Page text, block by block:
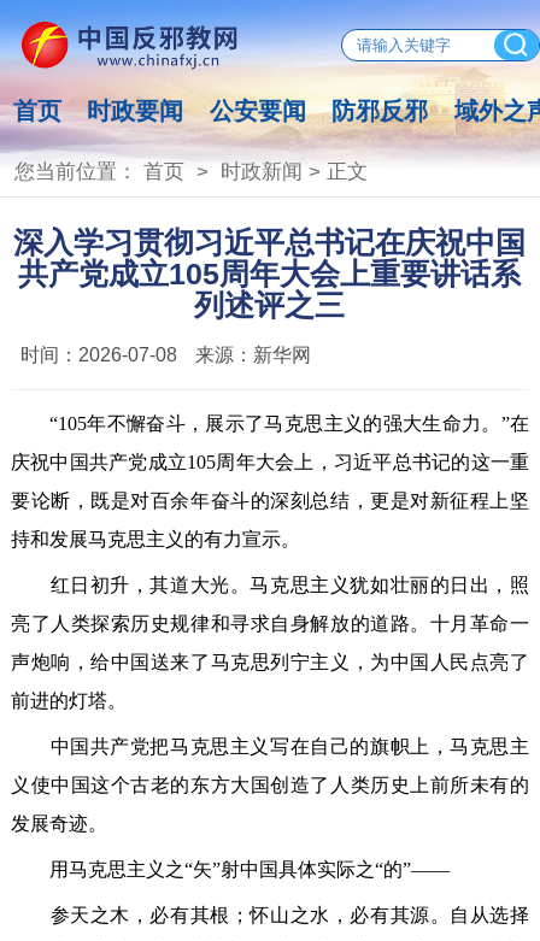
首页 时政要闻 公安要闻 防邪反邪 域外之
您当前位置： 首页> 时政新闻 > 正文
深入学习贯彻习近平总书记在庆祝中国
共产党成立105周年大会上重要讲话系
列述评之三
时间： 2026-07-08 来源： 新华网
“105年不懈奋斗，展示了马克思主义的强大生命力。”在
庆祝中国共产党成立105周年大会上，习近平总书记的这一重
要论断，既是对百余年奋斗的深刻总结，更是对新征程上坚
持和发展马克思主义的有力宣示。
红日初升，其道大光。马克思主义犹如壮丽的日出，照
亮了人类探索历史规律和寻求自身解放的道路。十月革命一
声炮响，给中国送来了马克思列宁主义，为中国人民点亮了
前进的灯塔。
中国共产党把马克思主义写在自己的旗帜上，马克思主
义使中国这个古老的东方大国创造了人类历史上前所未有的
发展奇迹。
用马克思主义之“矢”射中国具体实际之“的”——
参天之木，必有其根；怀山之水，必有其源。自从选择